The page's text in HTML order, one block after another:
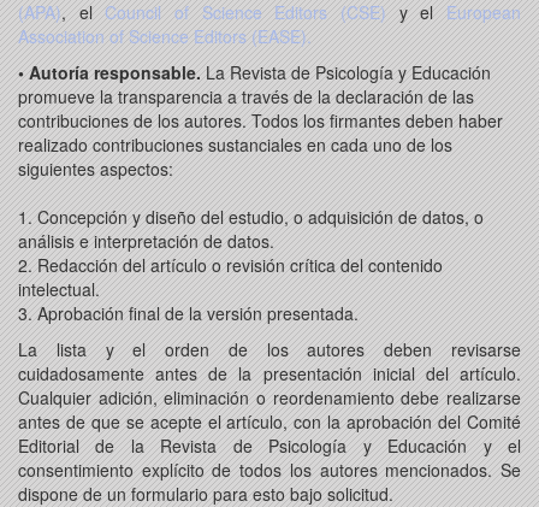
(APA), elCouncil of Science Editors (CSE)y elEuropean
Association of Science Editors (EASE).
• Autoría responsable.La Revista de Psicología y Educación
promueve la transparencia a través de la declaración de las
contribuciones de los autores. Todos los firmantes deben haber
realizado contribuciones sustanciales en cada uno de los
siguientes aspectos:
1. Concepción y diseño del estudio, o adquisición de datos, o
análisis e interpretación de datos.
2. Redacción del artículo o revisión crítica del contenido
intelectual.
3. Aprobación final de la versión presentada.
La lista y el orden de los autores deben revisarse
cuidadosamente antes de la presentación inicial del artículo.
Cualquier adición, eliminación o reordenamiento debe realizarse
antes de que se acepte el artículo, con la aprobación del Comité
Editorial de la Revista de Psicología y Educación y el
consentimiento explícito de todos los autores mencionados. Se
dispone de un formulario para esto bajo solicitud.